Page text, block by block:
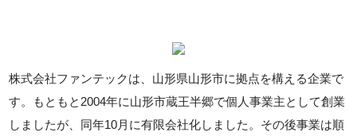
株式会社ファンテックは、山形県山形市に拠点を構える企業で
す。もともと2004年に山形市蔵王半郷で個人事業主として創業
しましたが、同年10月に有限会社化しました。その後事業は順